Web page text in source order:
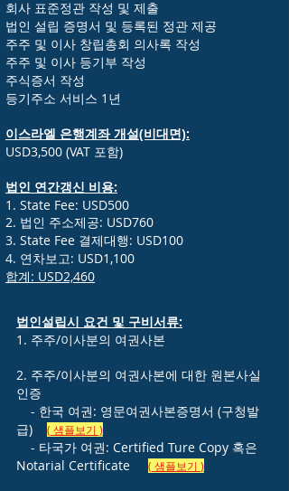
회사 표준정관 작성 및 제출
법인 설립 증명서 및 등록된 정관 제공
주주 및 이사 창립총회 의사록 작성
주주 및 이사 등기부 작성
주식증서 작성
등기주소 서비스 1년
이스라엘 은행계좌 개설(비대면):
USD3,500 (VAT 포함)
법인 연간갱신 비용:
1. State Fee: USD500
2. 법인 주소제공: USD760
3. State Fee 결제대행: USD100
4. 연차보고: USD1,100
​합계: USD2,460
법인설립시 요건 및 구비서류:
1. 주주/이사분의 여권사본
2. 주주/이사분의 여권사본에 대한 원본사실
인증
- 한국 여권: 영문여권사본증명서 (구청발
급) ( 샘플보기 )
- 타국가 여권: Certified Ture Copy 혹은
Notarial Certificate ( 샘플보기 )